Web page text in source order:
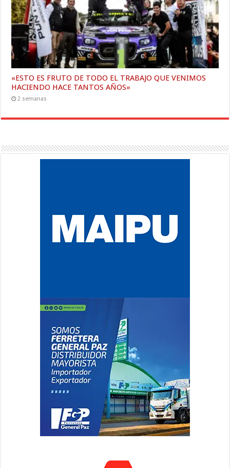
«ESTO ES FRUTO DE TODO EL TRABAJO QUE VENIMOS
HACIENDO HACE TANTOS AÑOS»
2 semanas